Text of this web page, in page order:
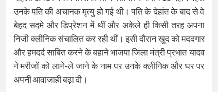
उनके पति की अचानक मृत्यु हो गई थी। पति के देहांत के बाद से वे
बेहद सदमे और डिप्रेशन में थीं और अकेले ही किसी तरह अपना
निजी क्लीनिक संचालित कर रही थीं। इसी दौरान खुद को मददगार
और हमदर्द साबित करने के बहाने भाजपा जिला मंत्री प्रभात यादव
ने मरीजों को लाने-ले जाने के नाम पर उनके क्लीनिक और घर पर
अपनी आवाजाही बढ़ा दी।